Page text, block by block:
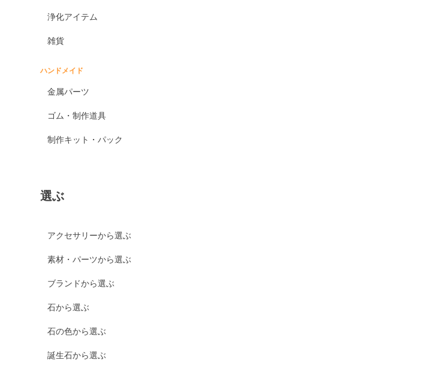
浄化アイテム
雑貨
ハンドメイド
金属パーツ
ゴム・制作道具
制作キット・パック
選ぶ
アクセサリーから選ぶ
素材・パーツから選ぶ
ブランドから選ぶ
石から選ぶ
石の色から選ぶ
誕生石から選ぶ